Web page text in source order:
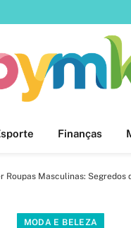
Finanças
Roupas Masculinas: Segredos
MODA E BELEZA